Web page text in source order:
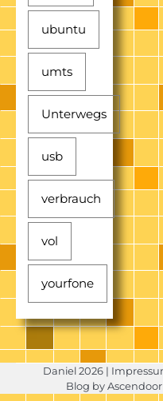
ubuntu
umts
Unterwegs
usb
verbrauch
vol
yourfone
Daniel 2026 |
Blog byAscendoor